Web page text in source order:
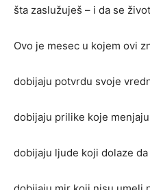
šta zaslužuješ – i da se
Ovo je mesec u kojem ovi
dobijaju potvrdu svoje
dobijaju prilike koje
dobijaju ljude koji dolaze da